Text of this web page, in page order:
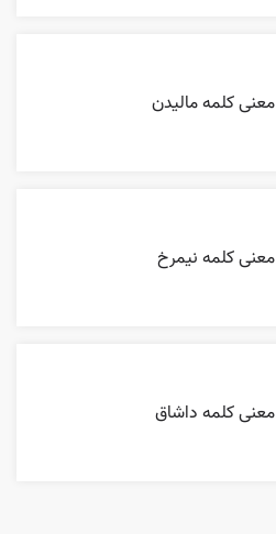
معنی کلمه مالیدن
معنی کلمه نیمرخ
معنی کلمه داشاق